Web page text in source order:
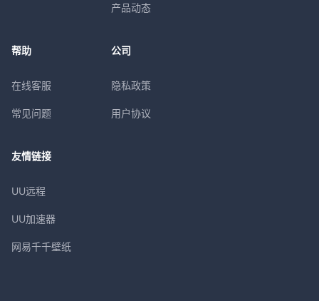
产品动态
帮助
在线客服
常见问题
公司
隐私政策
用户协议
友情链接
UU远程
UU加速器
网易千千壁纸